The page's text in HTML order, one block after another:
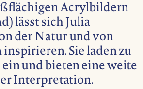
Acrylbildern
lässt sich Julia
der Natur und von
Sie laden zu
und bieten eine weite
Interpretation.